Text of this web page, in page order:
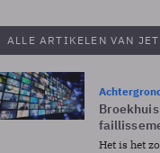
ALLE ARTIKELEN VAN
Het is het